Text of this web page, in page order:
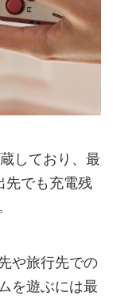
しており、最
先でも充電残
や旅行先での
を遊ぶには最